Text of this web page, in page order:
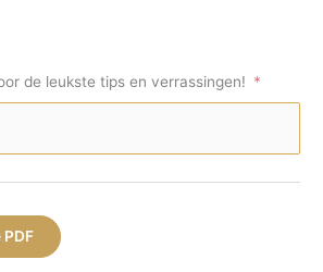
de leukste tips en verrassingen!